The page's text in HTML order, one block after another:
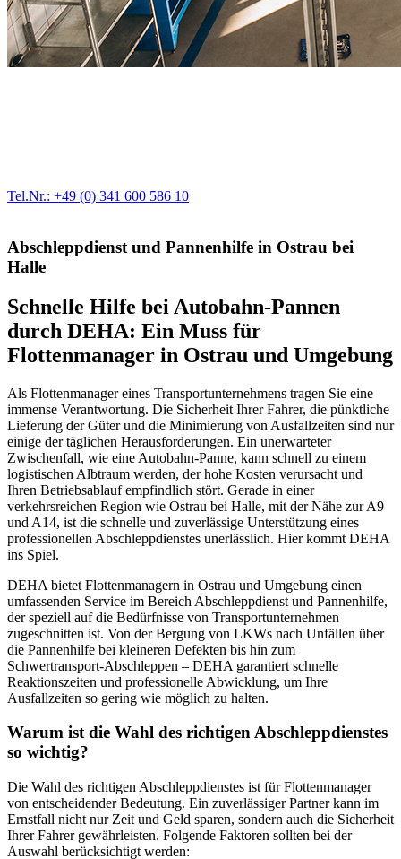
Tel.Nr.: +49 (0) 341 600 586 10
Abschleppdienst und Pannenhilfe in Ostrau bei
Halle
Schnelle Hilfe bei Autobahn-Pannen
durch DEHA: Ein Muss für
Flottenmanager in Ostrau und Umgebung
Als Flottenmanager eines Transportunternehmens tragen Sie eine
immense Verantwortung. Die Sicherheit Ihrer Fahrer, die pünktliche
Lieferung der Güter und die Minimierung von Ausfallzeiten sind nur
einige der täglichen Herausforderungen. Ein unerwarteter
Zwischenfall, wie eine Autobahn-Panne, kann schnell zu einem
logistischen Albtraum werden, der hohe Kosten verursacht und
Ihren Betriebsablauf empfindlich stört. Gerade in einer
verkehrsreichen Region wie Ostrau bei Halle, mit der Nähe zur A9
und A14, ist die schnelle und zuverlässige Unterstützung eines
professionellen Abschleppdienstes unerlässlich. Hier kommt DEHA
ins Spiel.
DEHA bietet Flottenmanagern in Ostrau und Umgebung einen
umfassenden Service im Bereich Abschleppdienst und Pannenhilfe,
der speziell auf die Bedürfnisse von Transportunternehmen
zugeschnitten ist. Von der Bergung von LKWs nach Unfällen über
die Pannenhilfe bei kleineren Defekten bis hin zum
Schwertransport-Abschleppen – DEHA garantiert schnelle
Reaktionszeiten und professionelle Abwicklung, um Ihre
Ausfallzeiten so gering wie möglich zu halten.
Warum ist die Wahl des richtigen Abschleppdienstes
so wichtig?
Die Wahl des richtigen Abschleppdienstes ist für Flottenmanager
von entscheidender Bedeutung. Ein zuverlässiger Partner kann im
Ernstfall nicht nur Zeit und Geld sparen, sondern auch die Sicherheit
Ihrer Fahrer gewährleisten. Folgende Faktoren sollten bei der
Auswahl berücksichtigt werden: